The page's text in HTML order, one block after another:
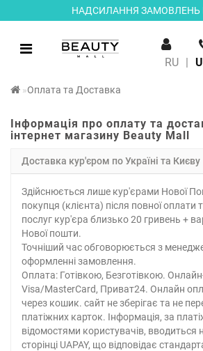
НАДСИЛАННЯ
RU |
Оплата та Доставка
Інформація про оплату та
інтернет магазину Beauty Mall
Доставка кур'єром по Україні та Києву
Здійснюється лише кур'єрами Нової
покупця (клієнта) після повної оплати
послуг кур'єра близько 20 гривень +
Нової пошти.
Точніший час обговорюється з
оформленні замовлення.
Оплата: Готівкою, Безготівкою.
Visa/MasterCard, Приват24. Онлайн
через кошик. сайт не зберігає та не
платіжних карток. Інформація, за
відомостями користувачів, вводиться
сторінці UAPAY, що відповідає